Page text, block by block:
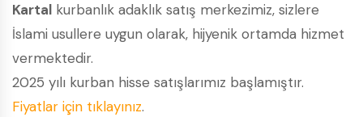
Kartal kurbanlık adaklık satış merkezimiz, sizlere
İslami usullere uygun olarak, hijyenik ortamda hizmet
vermektedir.
2025 yılı kurban hisse satışlarımız başlamıştır.
Fiyatlar için tıklayınız.